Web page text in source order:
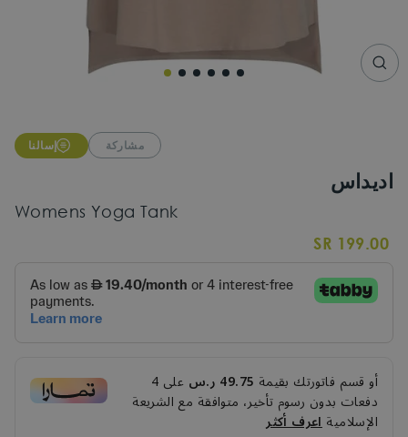
مشاركة إسالنا
اديداس
Womens Yoga Tank
199.00 SR
Regular
أو قسم فاتورتك بقيمة 49.75 ر.س على 4
دفعات بدون رسوم تأخير، متوافقة مع الشريعة
الإسلاميةاعرف أكثر